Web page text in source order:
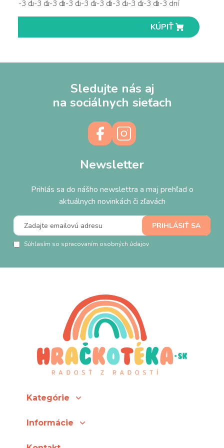
1-3 dní1-3 dní1-3 dní1-3 dní1-3 dní1-3 dní1-3 dní1-3 dní1-3 dní
KÚPIŤ
1-3 dní
KÚPIŤ
Sledujte nás aj
na sociálnych sieťach
Newsletter
Prihlás sa do nášho newslettra a maj prehľad o
aktuálnych novinkách či zľavách
Súhlasím so spracovaním osobných údajov
Kategórie
Informácie